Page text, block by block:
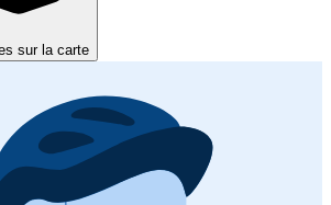
sur la carte